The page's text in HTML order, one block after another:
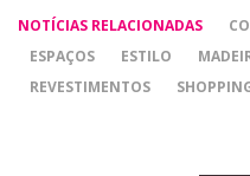
NOTÍCIAS RELACIONADAS
ESPAÇOS
ESTILO
REVESTIMENTOS